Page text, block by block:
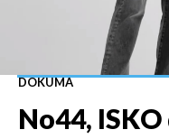
DOKUMA
No44,